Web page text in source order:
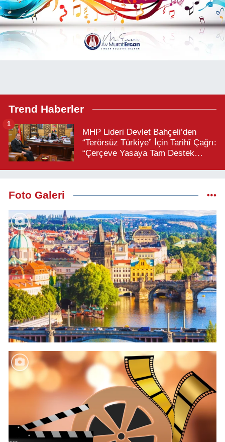
Trend Haberler
MHP Lideri Devlet Bahçeli’den
“Terörsüz Türkiye” İçin Tarihî Çağrı:
“Çerçeve Yasaya Tam Destek
1
Foto Galeri